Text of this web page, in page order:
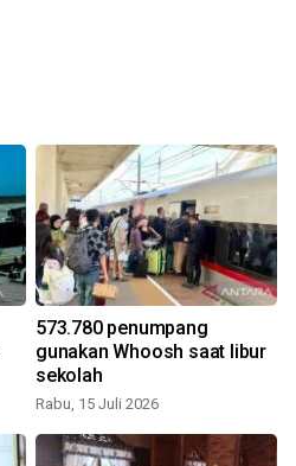
573.780 penumpang
gunakan Whoosh saat libur
sekolah
Rabu, 15 Juli 2026